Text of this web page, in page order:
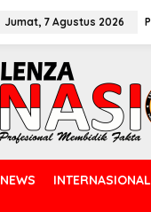
Jumat, 7 Agustus 2026
NEWS INTERNASIONAL